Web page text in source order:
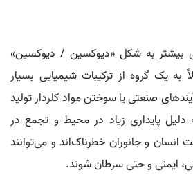
بیشتر به شکل «دیوکسین / دیوکسین»
یک گروه از ترکیبات شیمیایی بسیار
صنعتی یا سوختن مواد کلردار تولید
پایداری زیاد در محیط و تجمع در
انسان و جانوران خطرناک‌اند و می‌توانند
ایمنی و حتی سرطان شوند.